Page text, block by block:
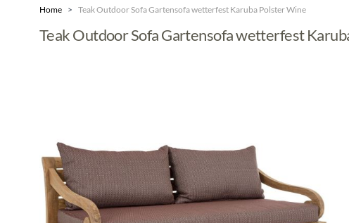
Home > Teak Outdoor Sofa Gartensofa wetterfest Karuba Polster Wine
Teak Outdoor Sofa Gartensofa wetterfest